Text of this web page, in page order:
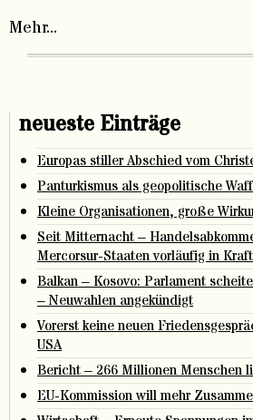
Mehr...
neueste Einträge
Europas stiller Abschied vom
Panturkismus als geopolitische
Kleine Organisationen, große
Seit Mitternacht –
Mercorsur-Staaten vorläufig in Kraft
Balkan – Kosovo: Parlament
– Neuwahlen angekündigt
Vorerst keine neuen
USA
Bericht – 266 Millionen Menschen
EU-Kommission will mehr